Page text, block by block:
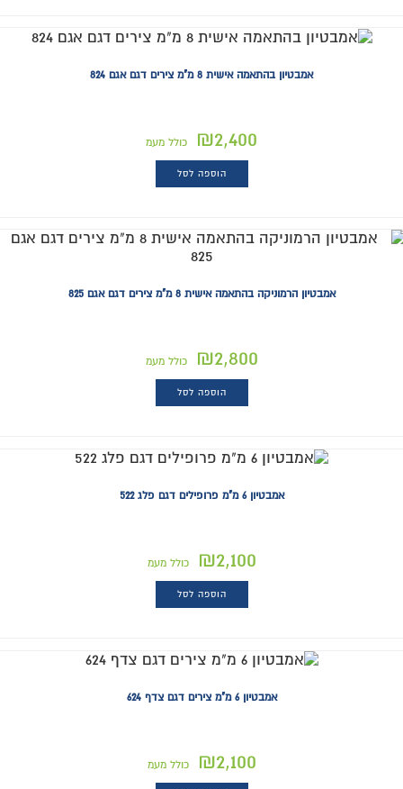
אמבטיון בהתאמה אישית 8 מ"מ צירים דגם אגם 824
₪2,400 כולל מעמ
הוספה לסל
אמבטיון הרמוניקה בהתאמה אישית 8 מ"מ צירים דגם אגם 825
₪2,800 כולל מעמ
הוספה לסל
אמבטיון 6 מ"מ פרופילים דגם פלג 522
₪2,100 כולל מעמ
הוספה לסל
אמבטיון 6 מ"מ צירים דגם צדף 624
₪2,100 כולל מעמ